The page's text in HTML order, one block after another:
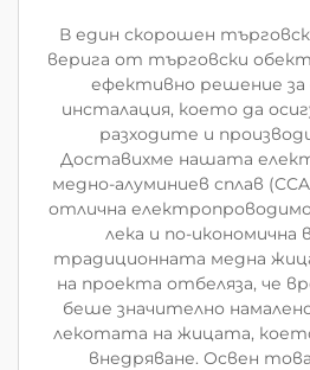
В един скорошен
верига от търговски
ефективно решение за
инсталация, което да
разходите и
Доставихме нашата
медно-алуминиев сплав
отлична
лека и по-икономична
традиционната медна
на проекта отбеляза, че
беше значително
лекотата на жицата,
внедряване. Освен